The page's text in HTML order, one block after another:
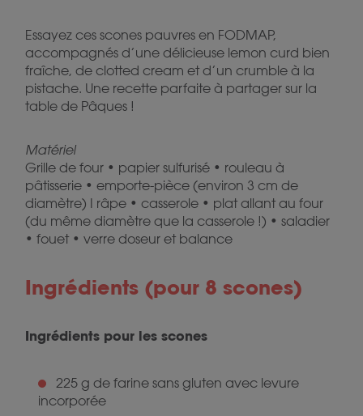
Essayez ces scones pauvres en FODMAP,
accompagnés d’une délicieuse lemon curd bien
fraîche, de clotted cream et d’un crumble à la
pistache. Une recette parfaite à partager sur la
table de Pâques !
Matériel
Grille de four • papier sulfurisé • rouleau à
pâtisserie • emporte-pièce (environ 3 cm de
diamètre) I râpe • casserole • plat allant au four
(du même diamètre que la casserole !) • saladier
• fouet • verre doseur et balance
Ingrédients (pour 8 scones)
Ingrédients pour les scones
225 g de farine sans gluten avec levure
incorporée